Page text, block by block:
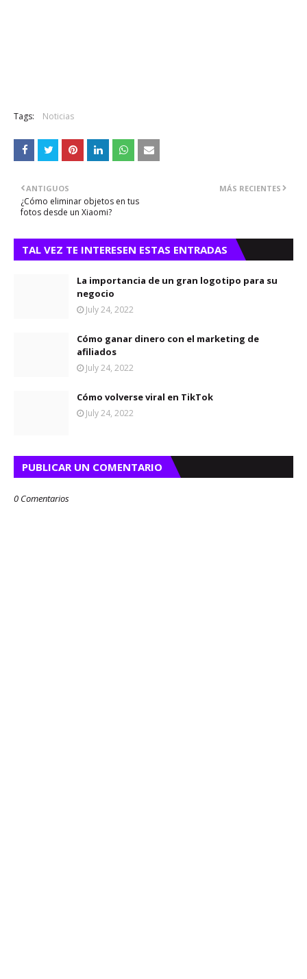
Tags: Noticias
MÁS RECIENTES
ANTIGUOS
¿Cómo eliminar objetos en tus
fotos desde un Xiaomi?
TAL VEZ TE INTERESEN ESTAS ENTRADAS
La importancia de un gran logotipo para su
negocio
July 24, 2022
Cómo ganar dinero con el marketing de
afiliados
July 24, 2022
Cómo volverse viral en TikTok
July 24, 2022
PUBLICAR UN COMENTARIO
0 Comentarios